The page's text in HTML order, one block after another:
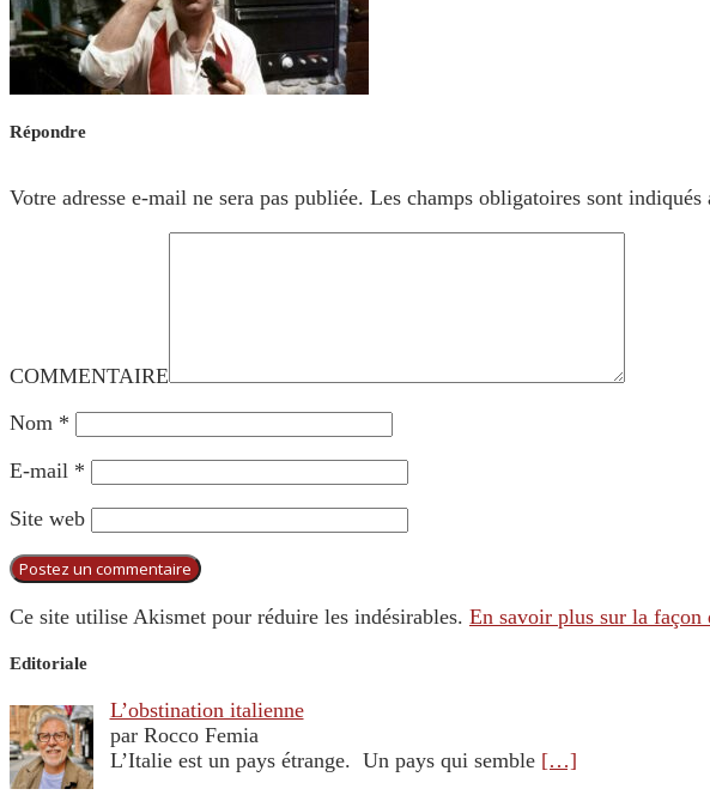
Répondre
Votre adresse e-mail ne sera pas publiée. Les champs obligatoires sont indiqués
COMMENTAIRE
Nom *
E-mail *
Site web
Ce site utilise Akismet pour réduire les indésirables. En savoir plus sur la façon
Editoriale
L’obstination italienne
par Rocco Femia
L’Italie est un pays étrange. Un pays qui semble […]